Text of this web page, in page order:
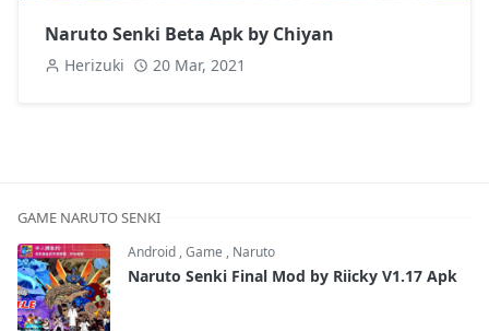
Naruto Senki Beta Apk by Chiyan
Herizuki 20 Mar, 2021
GAME NARUTO SENKI
Android ,Game , Naruto
Naruto Senki Final Mod by Riicky V1.17 Apk